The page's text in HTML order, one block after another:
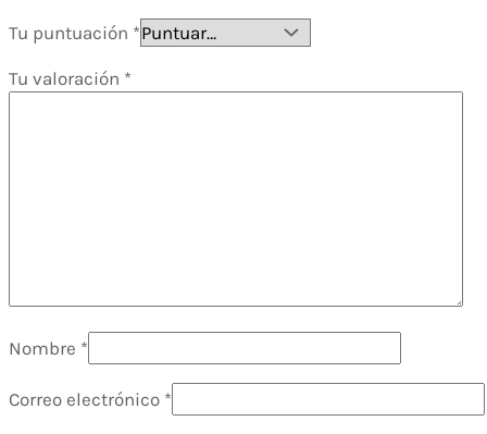
Tu puntuación *
Tu valoración *
Nombre *
Correo electrónico *